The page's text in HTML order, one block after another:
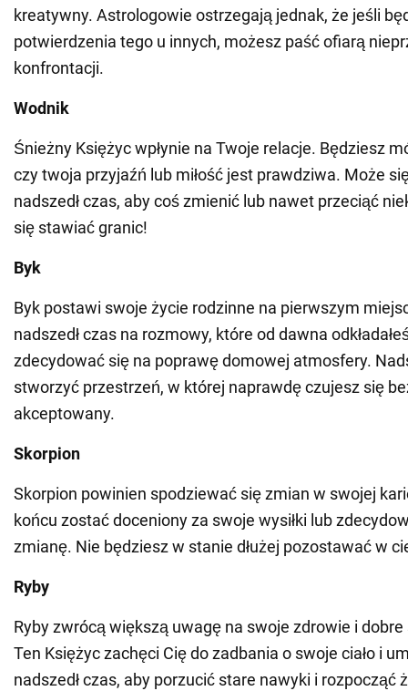
kreatywny. Astrologowie ostrzegają jednak, że jeśli
potwierdzenia tego u innych, możesz paść ofiarą
konfrontacji.
Wodnik
Śnieżny Księżyc wpłynie na Twoje relacje. Będziesz
czy twoja przyjaźń lub miłość jest prawdziwa. Może
nadszedł czas, aby coś zmienić lub nawet przeciąć
się stawiać granic!
Byk
Byk postawi swoje życie rodzinne na pierwszym
nadszedł czas na rozmowy, które od dawna
zdecydować się na poprawę domowej atmosfery.
stworzyć przestrzeń, w której naprawdę czujesz się
akceptowany.
Skorpion
Skorpion powinien spodziewać się zmian w swojej
końcu zostać doceniony za swoje wysiłki lub
zmianę. Nie będziesz w stanie dłużej pozostawać w
Ryby
Ryby zwrócą większą uwagę na swoje zdrowie i
Ten Księżyc zachęci Cię do zadbania o swoje ciało i
nadszedł czas, aby porzucić stare nawyki i rozpocząć